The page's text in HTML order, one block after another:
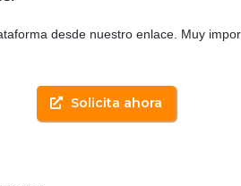
desde nuestro enlace. Muy
Solicita ahora